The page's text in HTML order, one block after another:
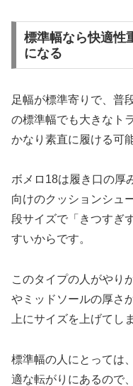
標準幅なら快適性
になる
足幅が標準寄りで、普
の標準幅でも大きなト
かなり素直に履ける可
ボメロ18は履き口の厚
向けのクッションシュ
段サイズで「きつすぎ
すいからです。
このタイプの人がやり
やミッドソールの厚さ
上にサイズを上げてし
標準幅の人にとっては
適な転がりにあるので